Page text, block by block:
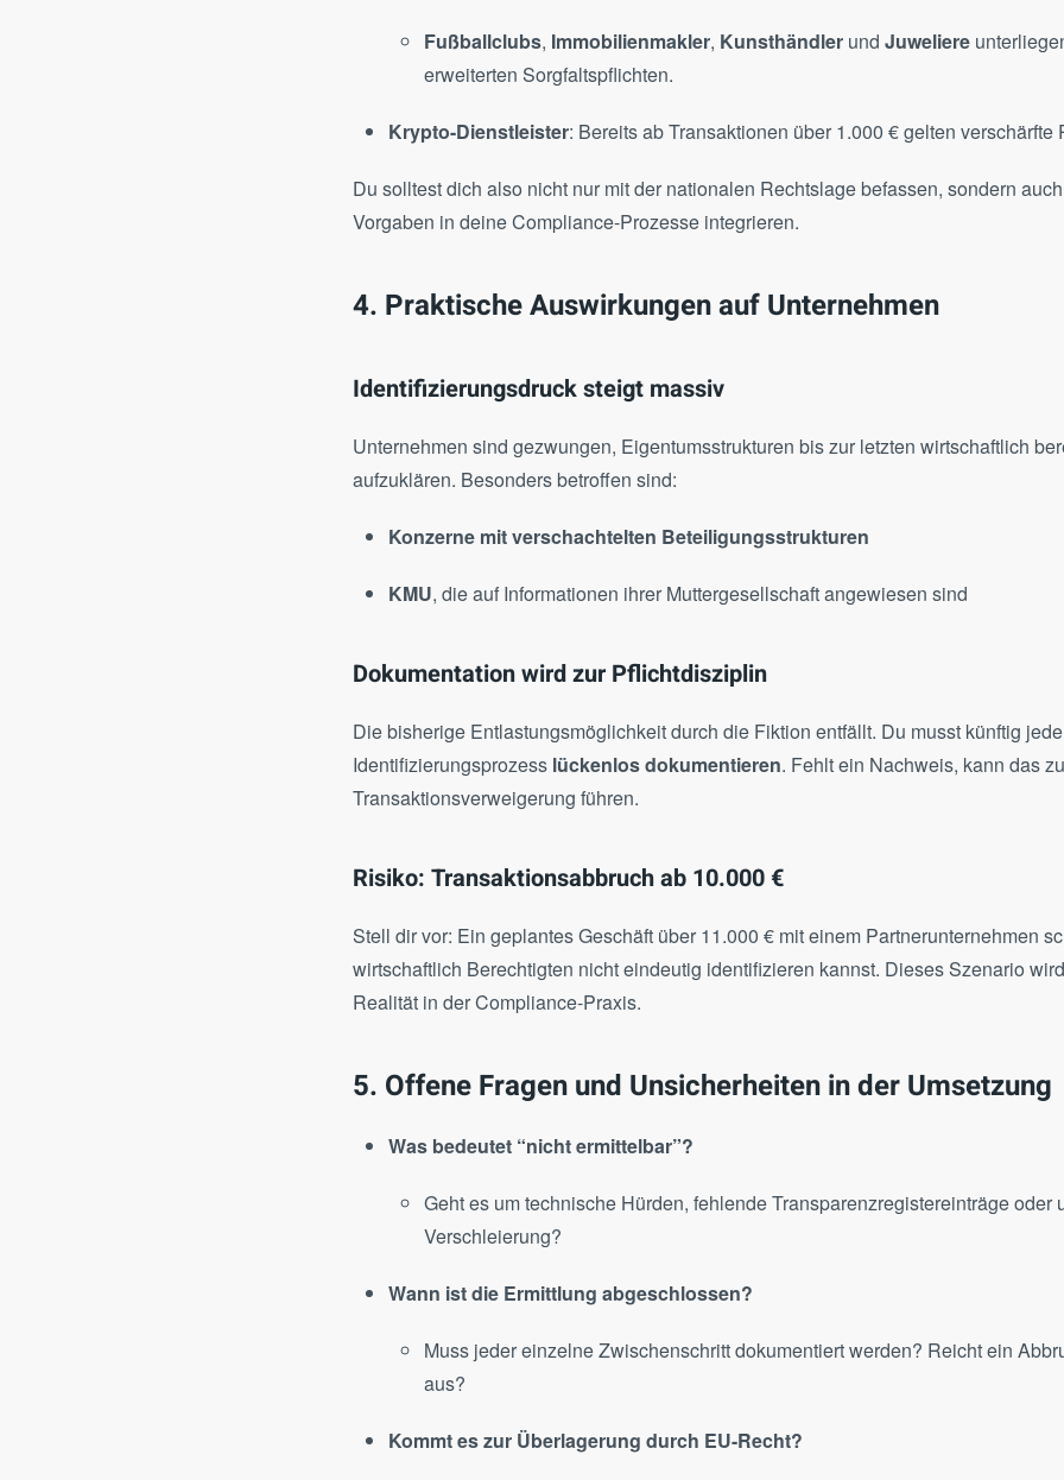
Fußballclubs, Immobilienmakler, Kunsthändler und Juweliere
erweiterten Sorgfaltspflichten.
Krypto-Dienstleister: Bereits ab Transaktionen über 1.000 € gelten verschärfte
Du solltest dich also nicht nur mit der nationalen Rechtslage befassen, sondern
Vorgaben in deine Compliance-Prozesse integrieren.
4. Praktische Auswirkungen auf Unternehmen
Identifizierungsdruck steigt massiv
Unternehmen sind gezwungen, Eigentumsstrukturen bis zur letzten wirtschaftlich
aufzuklären. Besonders betroffen sind:
Konzerne mit verschachtelten Beteiligungsstrukturen
KMU, die auf Informationen ihrer Muttergesellschaft angewiesen sind
Dokumentation wird zur Pflichtdisziplin
Die bisherige Entlastungsmöglichkeit durch die Fiktion entfällt. Du musst künftig
Identifizierungsprozess lückenlos dokumentieren. Fehlt ein Nachweis, kann das
Transaktionsverweigerung führen.
Risiko: Transaktionsabbruch ab 10.000 €
Stell dir vor: Ein geplantes Geschäft über 11.000 € mit einem Partnerunternehmen
wirtschaftlich Berechtigten nicht eindeutig identifizieren kannst. Dieses Szenario
Realität in der Compliance-Praxis.
5. Offene Fragen und Unsicherheiten in der Umsetzung
Was bedeutet “nicht ermittelbar”?
Geht es um technische Hürden, fehlende Transparenzregistereinträge oder
Verschleierung?
Wann ist die Ermittlung abgeschlossen?
Muss jeder einzelne Zwischenschritt dokumentiert werden? Reicht ein
aus?
Kommt es zur Überlagerung durch EU-Recht?